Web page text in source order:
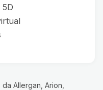
5D
Allergan, Arion,